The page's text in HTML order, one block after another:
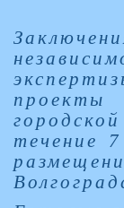
проекты
течение